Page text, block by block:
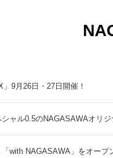
9月26日・27日開催！
ャル0.5のNAGASAWAオリジ
with NAGASAWA」をオープ